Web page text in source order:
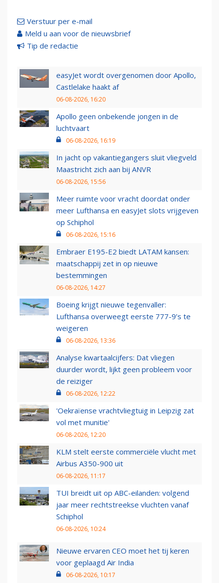
Verstuur per e-mail
Meld u aan voor de nieuwsbrief
Tip de redactie
easyJet wordt overgenomen door Apollo,
Castlelake haakt af
06-08-2026, 16:20
Apollo geen onbekende jongen in de
luchtvaart
06-08-2026, 16:19
In jacht op vakantiegangers sluit vliegveld
Maastricht zich aan bij ANVR
06-08-2026, 15:56
Meer ruimte voor vracht doordat onder
meer Lufthansa en easyJet slots vrijgeven
op Schiphol
06-08-2026, 15:16
Embraer E195-E2 biedt LATAM kansen:
maatschappij zet in op nieuwe
bestemmingen
06-08-2026, 14:27
Boeing krijgt nieuwe tegenvaller:
Lufthansa overweegt eerste 777-9’s te
weigeren
06-08-2026, 13:36
Analyse kwartaalcijfers: Dat vliegen
duurder wordt, lijkt geen probleem voor
de reiziger
06-08-2026, 12:22
'Oekraïense vrachtvliegtuig in Leipzig zat
vol met munitie'
06-08-2026, 12:20
KLM stelt eerste commerciële vlucht met
Airbus A350-900 uit
06-08-2026, 11:17
TUI breidt uit op ABC-eilanden: volgend
jaar meer rechtstreekse vluchten vanaf
Schiphol
06-08-2026, 10:24
Nieuwe ervaren CEO moet het tij keren
voor geplaagd Air India
06-08-2026, 10:17